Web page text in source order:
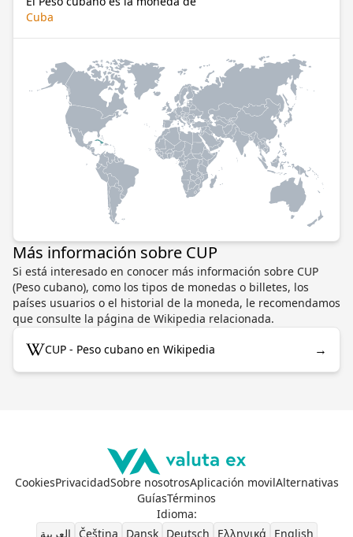
Cuba
Más información sobre CUP
Si está interesado en conocer más información sobre CUP
(Peso cubano), como los tipos de monedas o billetes, los
países usuarios o el historial de la moneda, le recomendamos
que consulte la página de Wikipedia relacionada.
CUP - Peso cubano en Wikipedia →
CookiesPrivacidadSobre nosotrosAplicación movilAlternativas
GuíasTérminos
Idioma:
العربية
Čeština Dansk Deutsch Ελληνικά English